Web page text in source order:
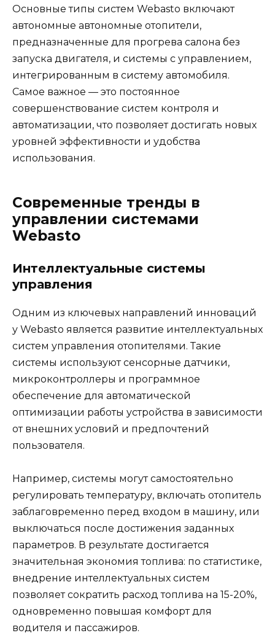
Основные типы систем Webasto включают
автономные автономные отопители,
предназначенные для прогрева салона без
запуска двигателя, и системы с управлением,
интегрированным в систему автомобиля.
Самое важное — это постоянное
совершенствование систем контроля и
автоматизации, что позволяет достигать новых
уровней эффективности и удобства
использования.
Современные тренды в
управлении системами
Webasto
Интеллектуальные системы
управления
Одним из ключевых направлений инноваций
у Webasto является развитие интеллектуальных
систем управления отопителями. Такие
системы используют сенсорные датчики,
микроконтроллеры и программное
обеспечение для автоматической
оптимизации работы устройства в зависимости
от внешних условий и предпочтений
пользователя.
Например, системы могут самостоятельно
регулировать температуру, включать отопитель
заблаговременно перед входом в машину, или
выключаться после достижения заданных
параметров. В результате достигается
значительная экономия топлива: по статистике,
внедрение интеллектуальных систем
позволяет сократить расход топлива на 15-20%,
одновременно повышая комфорт для
водителя и пассажиров.